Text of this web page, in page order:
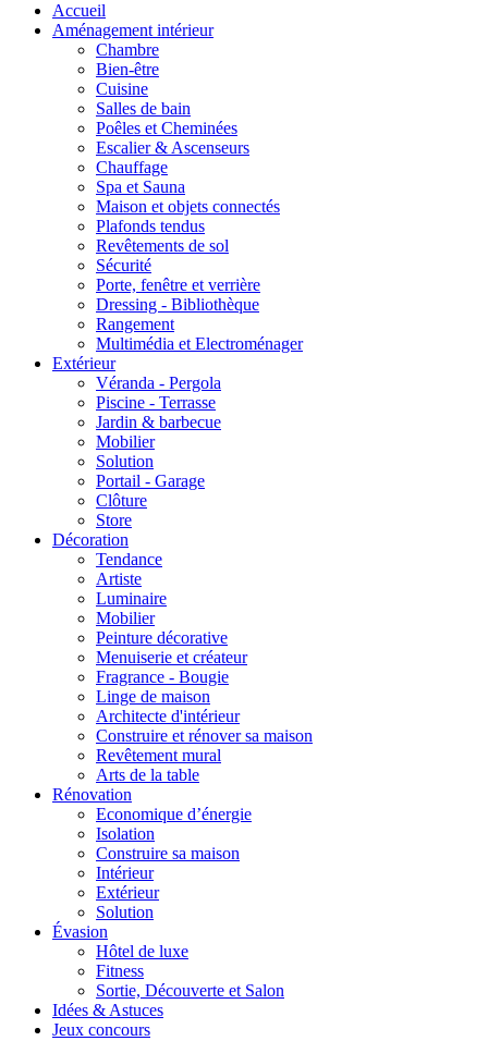
Accueil
Aménagement intérieur
Chambre
Bien-être
Cuisine
Salles de bain
Poêles et Cheminées
Escalier & Ascenseurs
Chauffage
Spa et Sauna
Maison et objets connectés
Plafonds tendus
Revêtements de sol
Sécurité
Porte, fenêtre et verrière
Dressing - Bibliothèque
Rangement
Multimédia et Electroménager
Extérieur
Véranda - Pergola
Piscine - Terrasse
Jardin & barbecue
Mobilier
Solution
Portail - Garage
Clôture
Store
Décoration
Tendance
Artiste
Luminaire
Mobilier
Peinture décorative
Menuiserie et créateur
Fragrance - Bougie
Linge de maison
Architecte d'intérieur
Construire et rénover sa maison
Revêtement mural
Arts de la table
Rénovation
Economique d’énergie
Isolation
Construire sa maison
Intérieur
Extérieur
Solution
Évasion
Hôtel de luxe
Fitness
Sortie, Découverte et Salon
Idées & Astuces
Jeux concours